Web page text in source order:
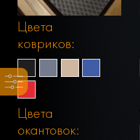
Цвета
ковриков:
Цвета
окантовок: